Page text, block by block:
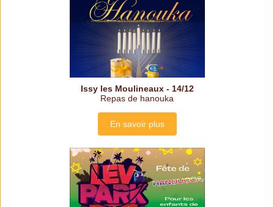
Issy les Moulineaux - 14/12
Repas de hanouka
En savoir plus